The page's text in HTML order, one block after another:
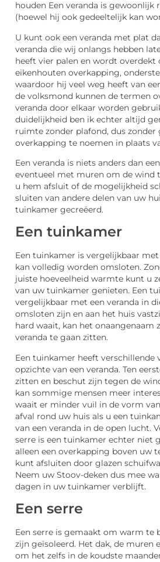
houden Een veranda is gewoonlijk
(hoewel hij ook gedeeltelijk kan
U kunt ook een veranda met plat
veranda die wij onlangs hebben
heeft vier palen en wordt overdekt
eikenhouten overkapping,
waardoor hij veel weg heeft van
de volksmond kunnen de termen
veranda door elkaar worden
duidelijkheid ben ik echter altijd
ruimte zonder plafond, dus zonder
overkapping te noemen in plaats
Een veranda is niets anders dan
eventueel met muren om de wind
u hem afsluit of de mogelijkheid
sluiten van andere delen van uw
tuinkamer gecreëerd.
Een tuinkamer
Een tuinkamer is vergelijkbaar met
kan volledig worden omsloten.
juiste hoeveelheid warmte kunt u
van uw tuinkamer genieten. Een
vergelijkbaar met een veranda in
omsloten zijn en aan het huis
hard waait, kan het onaangenaam
veranda te gaan zitten.
Een tuinkamer heeft verschillende
opzichte van een veranda. Ten
zitten en beschut zijn tegen de
kan sommige mensen meer
waait er minder vuil in de vorm
afval rond uw huis als u een
van een veranda in de open lucht.
serre is een tuinkamer echter niet
alleen een overkapping boven uw
kunt afsluiten door glazen
Neem uw Stoov-deken dus mee
dagen in uw tuinkamer verblijft.
Een serre
Een serre is gemaakt om warm te
zijn geïsoleerd. Het dak, de muren
om het zelfs in de koudste